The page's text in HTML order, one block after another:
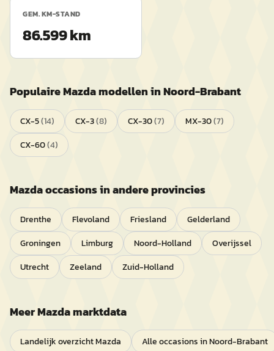
GEM. KM-STAND
86.599 km
PopulaireMazdamodellen inNoord-Brabant
CX-5(14) CX-3(8) CX-30(7) MX-30(7)
CX-60(4)
Mazdaoccasions in andere provincies
Drenthe Flevoland Friesland
Gelderland
Groningen
Limburg Noord-Holland
Overijssel
Utrecht
Zeeland Zuid-Holland
MeerMazdamarktdata
Landelijk overzichtMazda Alle occasions inNoord-Brabant